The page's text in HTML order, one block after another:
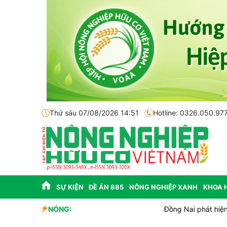
Thứ sáu 07/08/2026 14:51 Hotline:
SỰ KIỆN ĐỀ ÁN 885 NÔNG NGHIỆP XANH KHOA
NÓNG: Đồng Nai phát hiện hơn 800kg thực phẩm